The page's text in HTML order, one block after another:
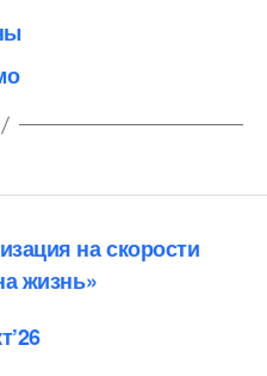
на скорости
жизнь»